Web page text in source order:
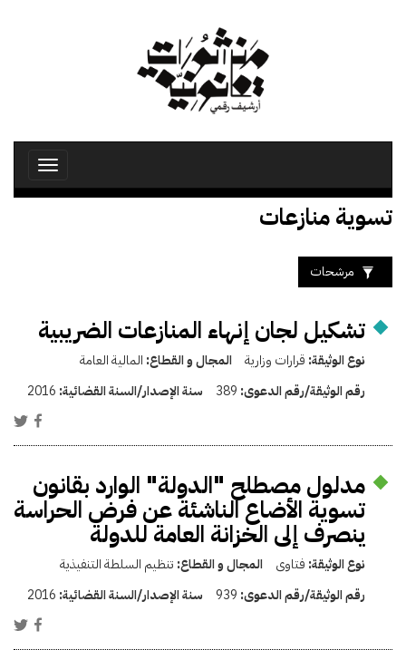
Toggle
تسوية منازعات
مرشحات
تشكيل لجان إنهاء المنازعات الضريبية
نوع الوثيقة: قرارات وزارية المجال و القطاع: المالية العامة
رقم الوثيقة/رقم الدعوى: 389 سنة الإصدار/السنة القضائية: 2016
مدلول مصطلح "الدولة" الوارد بقانون
تسوية الأضاع الناشئة عن فرض الحراسة
ينصرف إلى الخزانة العامة للدولة
نوع الوثيقة: فتاوى المجال و القطاع: تنظيم السلطة التنفيذية
رقم الوثيقة/رقم الدعوى: 939 سنة الإصدار/السنة القضائية: 2016